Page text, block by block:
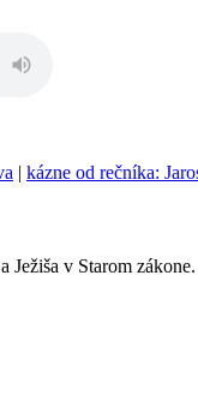
| kázne od rečníka:
Ježiša v Starom zákone.